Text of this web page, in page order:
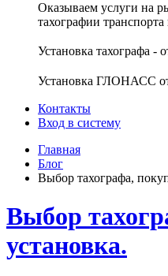
Оказываем услуги на
тахографии
Установка тахографа -
Установка ГЛОНАСС
Контакты
Вход в систему
Главная
Блог
Выбор тахографа,
Выбор
установка.